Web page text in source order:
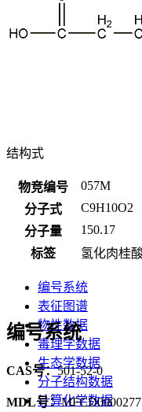
结构式
物竞编号
057M
分子式
C9H10O2
分子量
150.17
标签
氢化肉桂
编号系统
表征图谱
物性数据
毒理学数据
生态学数据
分子结构数据
计算化学数据
编号系统
CAS号：501-52-0
MDL号：